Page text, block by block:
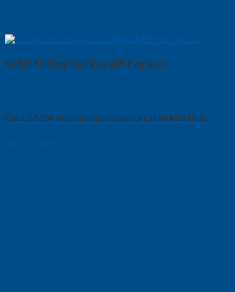
Có Nên Sử Dụng Cửa Nhựa ABS Hàn Quốc
Cửa Gỗ MDF Melamine SaiGonDoor Gía Rẻ Mới Nhất
08/01/2025